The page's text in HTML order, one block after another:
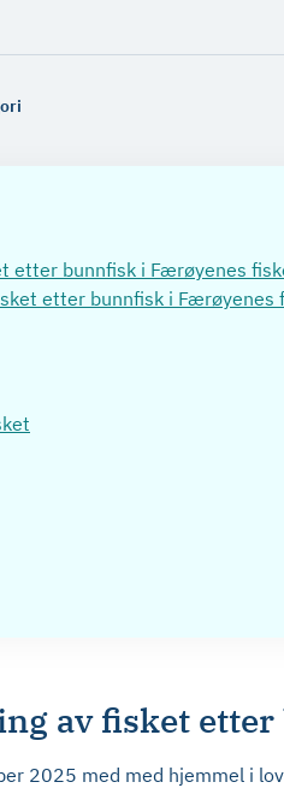
etter bunnfisk i Færøyenes
etter bunnfisk i Færøyenes
av fisket
2025 med med hjemmel i